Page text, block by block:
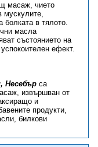
масаж, чието
мускулите,
болката в тялото.
масла
състоянието на
ефект.
Несебърса
извършван от
и
продукти,
билкови